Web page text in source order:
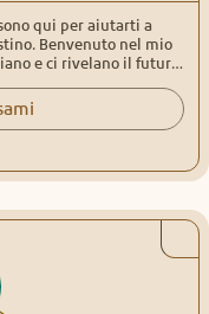
però se quello che ci
per questo i ching
i sempre quale è il
ed il futuro. Amo il
e spero di riuscire a
che ha già aiutato me
qui per aiutarti a
Benvenuto nel mio
e ci rivelano il futuro.